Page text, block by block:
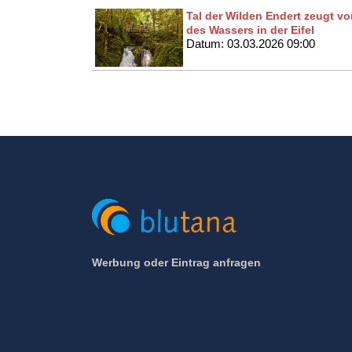
Tal der Wilden Endert zeugt
des Wassers in der Eifel
Datum: 03.03.2026 09:00
Werbung oder Eintrag anfragen